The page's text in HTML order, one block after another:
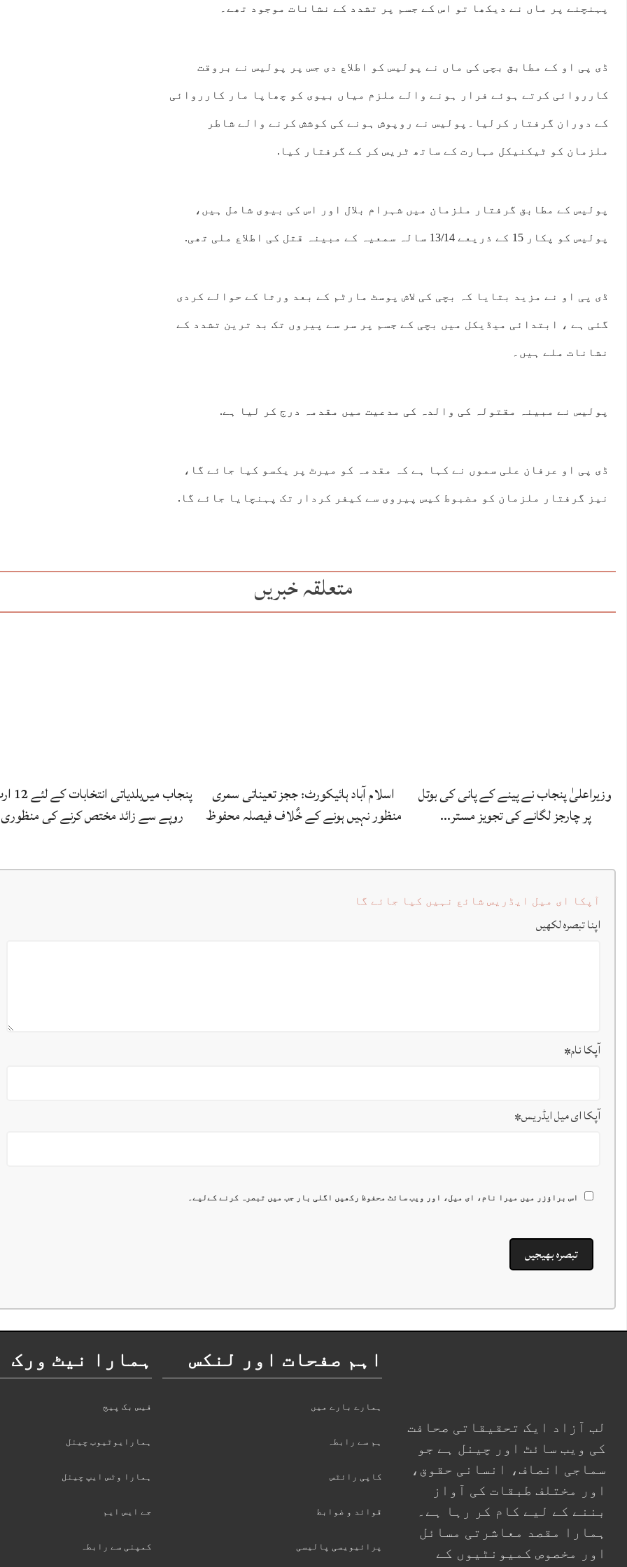
پہنچنے پر ماں نے دیکھا تو اس کے جسم پر تشدد کے نشانات موجود تھے۔
ڈی پی او کے مطابق بچی کی ماں نے پولیس کو اطلاع دی جس پر پولیس نے بروقت
کارروائی کرتے ہوئے فرار ہونے والے ملزم میاں بیوی کو چھاپا مار کارروائی
کے دوران گرفتار کرلیا۔پولیس نے روپوش ہونے کی کوشش کرنے والے شاطر
ملزمان کو ٹیکنیکل مہارت کے ساتھ ٹریس کر کے گرفتار کیا.
پولیس کے مطابق گرفتار ملزمان میں شہرام بلال اور اس کی بیوی شامل ہیں،
پولیس کو پکار 15 کے ذریعے 13/14 سالہ سمعیہ کے مبینہ قتل کی اطلاع ملی تھی.
ڈی پی او نے مزید بتایا کہ بچی کی لاش پوسٹ مارٹم کے بعد ورثا کے حوالے کردی
گئی ہے ، ابتدائی میڈیکل میں بچی کے جسم پر سر سے پیروں تک بد ترین تشدد کے
نشانات ملے ہیں۔
پولیس نے مبینہ مقتولہ کی والدہ کی مدعیت میں مقدمہ درج کر لیا ہے.
ڈی پی او عرفان علی سموں نے کہا ہے کہ مقدمہ کو میرٹ پر یکسو کیا جائے گا،
نیز گرفتار ملزمان کو مضبوط کیس پیروی سے کیفر کردار تک پہنچایا جائے گا.
متعلقہ خبریں
وزیراعلیٰ پنجاب نے پینے کے پانی کی بوتل
پر چارجز لگانے کی تجویز مستر…
اسلام آباد ہائیکورٹ: ججز تعیناتی سمری
منظور نہیں‌ ہونے کے خٌلاف فیصلہ محفوظ
پنجاب
روپے سے زائد مختص کرنے کی منظوری
آپکا ای میل ایڈریس شائع نہیں کیا جائے گا
اپنا تبصرہ لکھیں
آپکا نام*
آپکا ای میل ایڈریس*
اس براؤزر میں میرا نام، ای میل، اور ویب سائٹ محفوظ رکھیں اگلی بار جب میں تبصرہ کرنے کےلیے۔
لب آزاد ایک تحقیقاتی صحافت
کی ویب سائٹ اور چینل ہے جو
سماجی انصاف، انسانی حقوق،
اور مختلف طبقات کی آواز
بننے کے لیے کام کر رہا ہے۔
ہمارا مقصد معاشرتی مسائل
اور مخصوص کمیونٹیوں کے
اہم صفحات اور لنکس
ہمارے بارے میں
ہم سے رابطہ
کاپی رائٹس
قوائد و ضوابط
پرائیویسی پالیسی
ہمارا نیٹ ورک
فیس بک پیج
ہمارایوٹیوب چینل
ہمارا وٹس ایپ چینل
جے ایس ایم
کمپنی سے رابطہ